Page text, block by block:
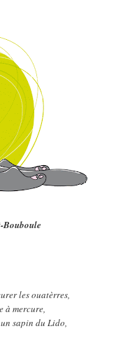
les ouatèrres,
à mercure,
sapin du Lido,